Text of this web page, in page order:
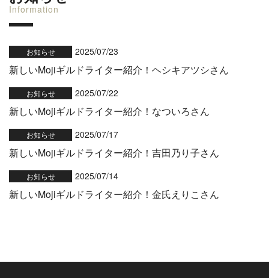
Information
お知らせ 2025/07/23
新しいMojiギルドライター紹介！ヘシキアツシさん
お知らせ 2025/07/22
新しいMojiギルドライター紹介！なついろさん
お知らせ 2025/07/17
新しいMojiギルドライター紹介！吉田乃り子さん
お知らせ 2025/07/14
新しいMojiギルドライター紹介！金氏えりこさん